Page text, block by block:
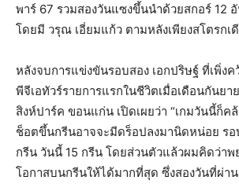
พาร์ 67 รวมสองวันแซงขึ้นนำด้วยสกอร์ 12
โดยมี วรุณ เอี่ยมแก้ว ตามหลังเพียงสโตรกเ
หลังจบการแข่งขันรอบสอง เอกปริษฐ์ ที่เพิ่ง
พีจีเอทัวร์รายการแรกในชีวิตเมื่อเดือนกันย
สิงห์ปาร์ค ขอนแก่น เปิดเผยว่า “เกมวันนี้ก็ค
ช็อตขึ้นกรีนอาจจะมีดร็อปลงมานิดหน่อย ร
กรีน วันนี้ 15 กรีน โดยส่วนตัวแล้วผมคิดว่าพ
โอกาสบนกรีนให้ได้มากที่สุด ซึ่งสองวันที่ผ่า